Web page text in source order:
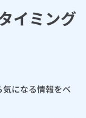
イミング
になる情報をベ